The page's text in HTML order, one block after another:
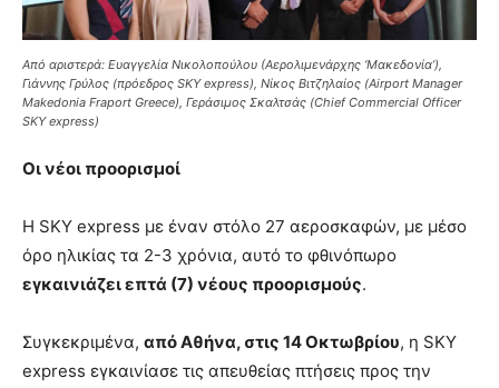
Από αριστερά: Ευαγγελία Νικολοπούλου (Αερολιμενάρχης ‘Μακεδονία’),
Γιάννης Γρύλος (πρόεδρος SKY express), Νίκος Βιτζηλαίος (Airport Manager
Makedonia Fraport Greece), Γεράσιμος Σκαλτσάς (Chief Commercial Officer
SKY express)
Οι νέοι προορισμοί
Η SKY express με έναν στόλο 27 αεροσκαφών, με μέσο
όρο ηλικίας τα 2-3 χρόνια, αυτό το φθινόπωρο
εγκαινιάζει επτά (7) νέους προορισμούς.
Συγκεκριμένα, από Αθήνα, στις 14 Οκτωβρίου, η SKY
express εγκαινίασε τις απευθείας πτήσεις προς την